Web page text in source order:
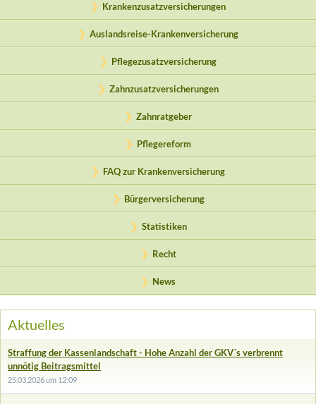
Krankenzusatzversicherungen
Auslandsreise-Krankenversicherung
Pflegezusatzversicherung
Zahnzusatzversicherungen
Zahnratgeber
Pflegereform
FAQ zur Krankenversicherung
Bürgerversicherung
Statistiken
Recht
News
Aktuelles
Straffung der Kassenlandschaft - Hohe Anzahl der GKV´s verbrennt
unnötig Beitragsmittel
25.03.2026 um 12:09